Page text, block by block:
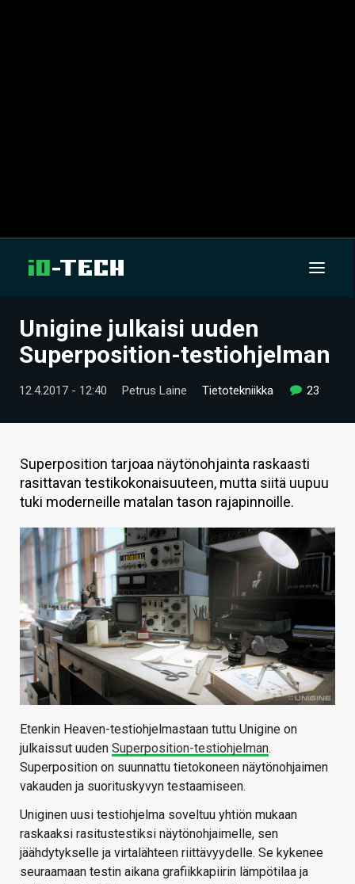
UUTISET
TIETOA
HINTA.FI
KAUPPA
VAIHDA TEEMA
HAKU
Unigine julkaisi uuden
Superposition-testiohjelman
12.4.2017 - 12:40 Petrus Laine Tietotekniikka 23
Superposition tarjoaa näytönohjainta raskaasti
rasittavan testikokonaisuuteen, mutta siitä uupuu
tuki moderneille matalan tason rajapinnoille.
Etenkin Heaven-testiohjelmastaan tuttu Unigine on
julkaissut uuden Superposition-testiohjelman.
Superposition on suunnattu tietokoneen näytönohjaimen
vakauden ja suorituskyvyn testaamiseen.
Uniginen uusi testiohjelma soveltuu yhtiön mukaan
raskaaksi rasitustestiksi näytönohjaimelle, sen
jäähdytykselle ja virtalähteen riittävyydelle. Se kykenee
seuraamaan testin aikana grafiikkapiirin lämpötilaa ja